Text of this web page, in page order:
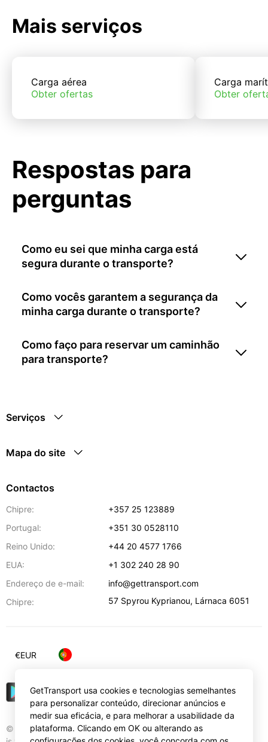
Mais serviços
Carga aérea
Obter ofertas
Carga
Obter
Respostas para
perguntas
Como eu sei que minha carga está
segura durante o transporte?
Como vocês garantem a segurança da
minha carga durante o transporte?
Como faço para reservar um caminhão
para transporte?
Serviços
Mapa do site
Contactos
Chipre:
+357 25 123889
Portugal:
+351 30 0528110
Reino Unido:
+44 20 4577 1766
EUA:
+1 302 240 28 90
Endereço de e-mail:
info@gettransport.com
Chipre:
57 Spyrou Kyprianou, Lárnaca 6051
© Gettransport International Limited. GetTransport®
€EUR
GetTransport usa cookies e tecnologias semelhantes
para personalizar conteúdo, direcionar anúncios e
medir sua eficácia, e para melhorar a usabilidade da
plataforma. Clicando em OK ou alterando as